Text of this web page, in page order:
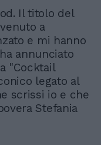
Il titolo del
a
e mi hanno
annunciato
"Cocktail
legato al
scrissi io e che
Stefania